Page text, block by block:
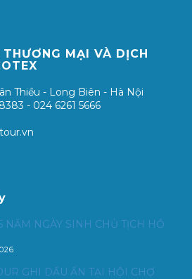
MẠI VÀ DỊCH
Thiều - Long Biên - Hà Nội
- 024 6261 5666
NĂM NGÀY SINH CHỦ TỊCH HỒ
GHI DẤU ẤN TẠI HỘI CHỢ